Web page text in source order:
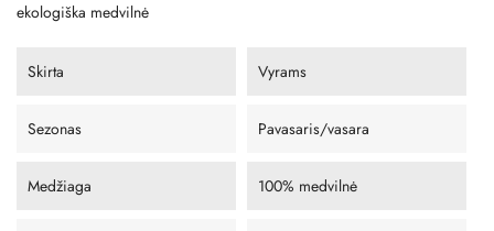
ekologiška medvilnė
Skirta Vyrams
Sezonas Pavasaris/vasara
Medžiaga 100% medvilnė